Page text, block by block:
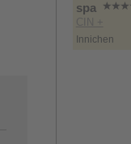
spa
CIN +
Innichen